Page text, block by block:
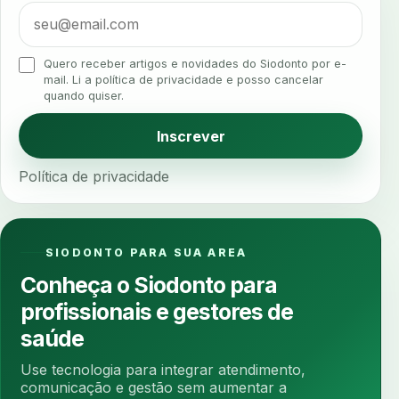
alta rotacao
analgesia analgesia digital analise 3d
analise elementos finitos analise facial
analise funcional
anamnese digital
anamnese estruturada anamnese nutricional
ancoragem anestesia
ansiedade odontologica antes e depois
antibiotico antibioticos
apertamento diurno apinhamento dentario
Quero receber artigos e novidades do Siodonto por e-
mail. Li a política de privacidade e posso cancelar
quando quiser.
Inscrever
Política de privacidade
SIODONTO PARA SUA AREA
Conheça o Siodonto para
profissionais e gestores de
saúde
Use tecnologia para integrar atendimento,
comunicação e gestão sem aumentar a